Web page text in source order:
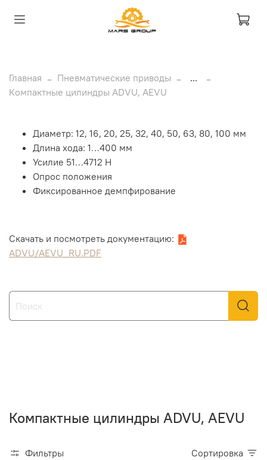
Главная Пневматические приводы
...
Компактные цилиндры ADVU, AEVU
Диаметр: 12, 16, 20, 25, 32, 40, 50, 63, 80, 100 мм
Длина хода: 1…400 мм
Усилие 51…4712 Н
Опрос положения
Фиксированное демпфирование
Скачать и посмотреть документацию:
ADVU/AEVU_RU.PDF
Компактные цилиндры ADVU, AEVU
Фильтры Сортировка